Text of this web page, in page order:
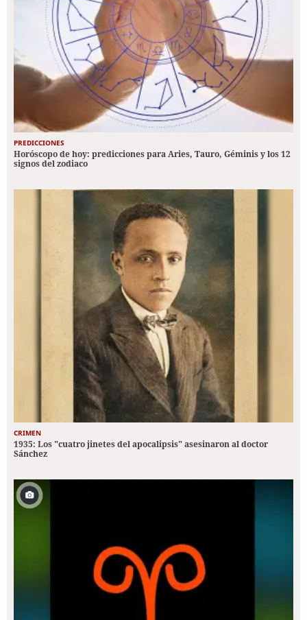
PREDICCIONES
Horóscopo de hoy: predicciones para Aries, Tauro, Géminis y los 12
signos del zodiaco
CRIMEN
1935: Los "cuatro jinetes del apocalipsis" asesinaron al doctor
Sánchez